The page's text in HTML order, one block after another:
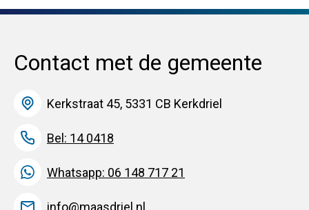
Contact met de gemeente
Kerkstraat 45, 5331 CB Kerkdriel
Bel: 14 0418
Whatsapp: 06 148 717 21
info@maasdriel.nl